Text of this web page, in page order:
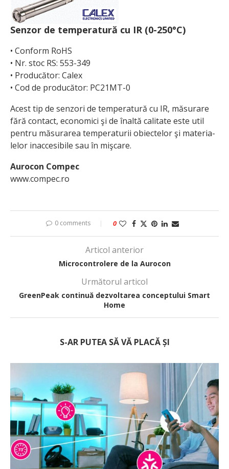
Senzor de temperatură cu IR (0-250°C)
• Conform RoHS
• Nr. stoc RS: 553-349
• Producător: Calex
• Cod de producător: PC21MT-0
Acest tip de senzori de temperatură cu IR, măsurare
fără contact, economici şi de înaltă calitate este util
pentru măsurarea temperaturii obiectelor şi materia­
lelor inaccesibile sau în mişcare.
Aurocon Compec
www.compec.ro
0 comments 0
Articol anterior
Microcontrolere de la Aurocon
Următorul articol
GreenPeak continuă dezvoltarea conceptului Smart
Home
S-AR PUTEA SĂ VĂ PLACĂ ȘI